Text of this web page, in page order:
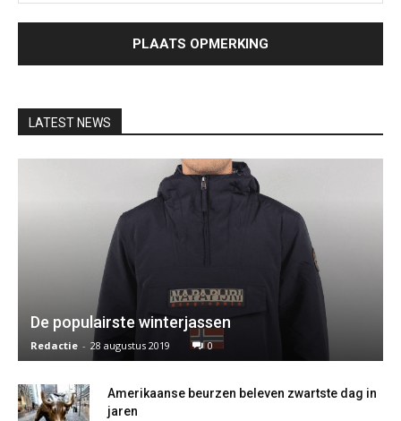
LATEST NEWS
De populairste winterjassen
Redactie - 28 augustus 2019 0
Amerikaanse beurzen beleven zwartste dag in
jaren